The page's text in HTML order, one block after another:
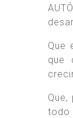
Que
que
todo